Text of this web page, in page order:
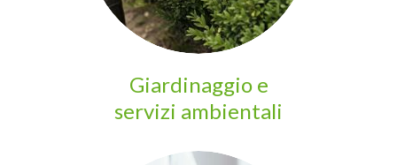
Giardinaggio e
servizi ambientali